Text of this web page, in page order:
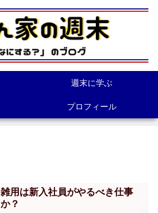
週末に学ぶ
プロフィール
雑用は新入社員がやるべき仕事
か？